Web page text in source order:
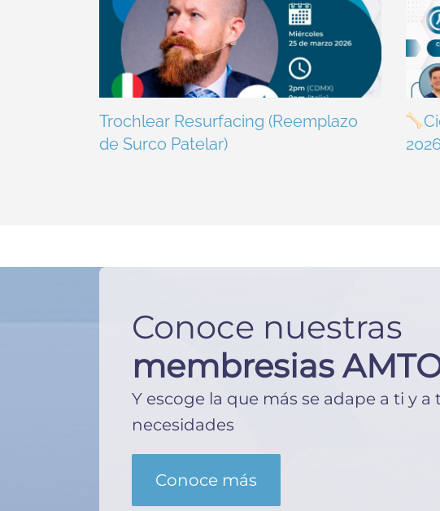
Trochlear Resurfacing (Reemplazo
de Surco Patelar)
Conoce nuestras
membresias
Y escoge la que más se adape a ti y a
necesidades
Conoce más